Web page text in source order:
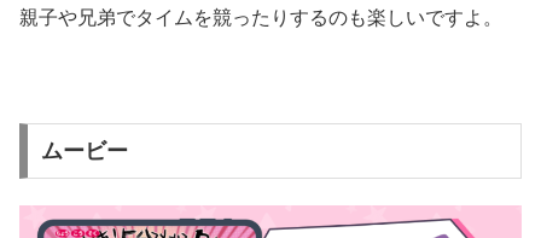
親子や兄弟でタイムを競ったりするのも楽しいですよ。
ムービー